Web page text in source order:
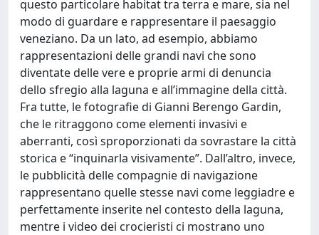
questo particolare habitat tra terra e mare, sia nel
modo di guardare e rappresentare il paesaggio
veneziano. Da un lato, ad esempio, abbiamo
rappresentazioni delle grandi navi che sono
diventate delle vere e proprie armi di denuncia
dello sfregio alla laguna e all’immagine della città.
Fra tutte, le fotografie di Gianni Berengo Gardin,
che le ritraggono come elementi invasivi e
aberranti, così sproporzionati da sovrastare la città
storica e “inquinarla visivamente”. Dall’altro, invece,
le pubblicità delle compagnie di navigazione
rappresentano quelle stesse navi come leggiadre e
perfettamente inserite nel contesto della laguna,
mentre i video dei crocieristi ci mostrano uno